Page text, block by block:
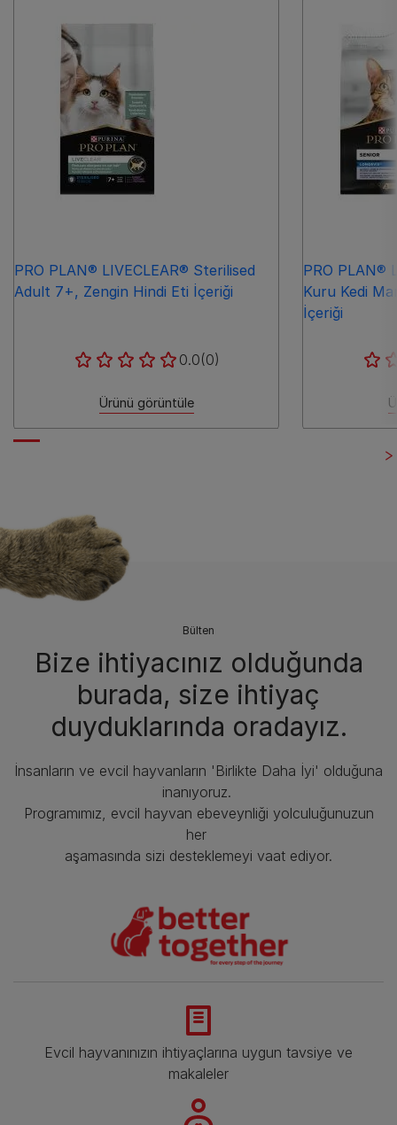
PRO PLAN® LIVECLEAR® Sterilised
Adult 7+, Zengin Hindi Eti İçeriği
0.0(0)
Ürünü görüntüle
PRO PLAN®
Kuru Kedi
İçeriği
Bülten
Bize ihtiyacınız olduğunda
burada, size ihtiyaç
duyduklarında oradayız.
İnsanların ve evcil hayvanların 'Birlikte Daha İyi' olduğuna
inanıyoruz.
Programımız, evcil hayvan ebeveynliği yolculuğunuzun
her
aşamasında sizi desteklemeyi vaat ediyor.
Evcil hayvanınızın ihtiyaçlarına uygun tavsiye ve
makaleler